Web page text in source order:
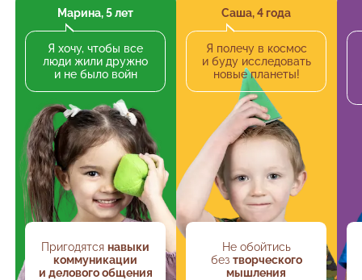
Марина, 5 лет
Я хочу, чтобы все
люди жили дружно
и не было войн
Пригодятсянавыки
коммуникации
и делового общения
Саша, 4 года
Я полечу в космос
и буду исследовать
новые планеты!
Не обойтись
без творческого
мышления